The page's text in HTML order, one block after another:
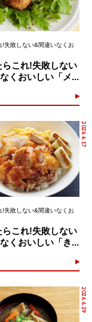
!失敗しない&間違いなくお
らこれ!失敗しない
くおいしい「メ...
2026.6.17
!失敗しない&間違いなくお
らこれ!失敗しない
くおいしい「き...
2026.6.29